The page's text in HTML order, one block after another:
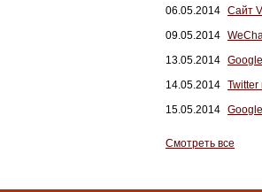
06.05.2014 Сайт
09.05.2014
13.05.2014
14.05.2014
15.05.2014
Смотреть все